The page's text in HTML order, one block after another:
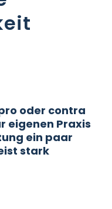
oder contra
eigenen Praxis
ein paar
stark